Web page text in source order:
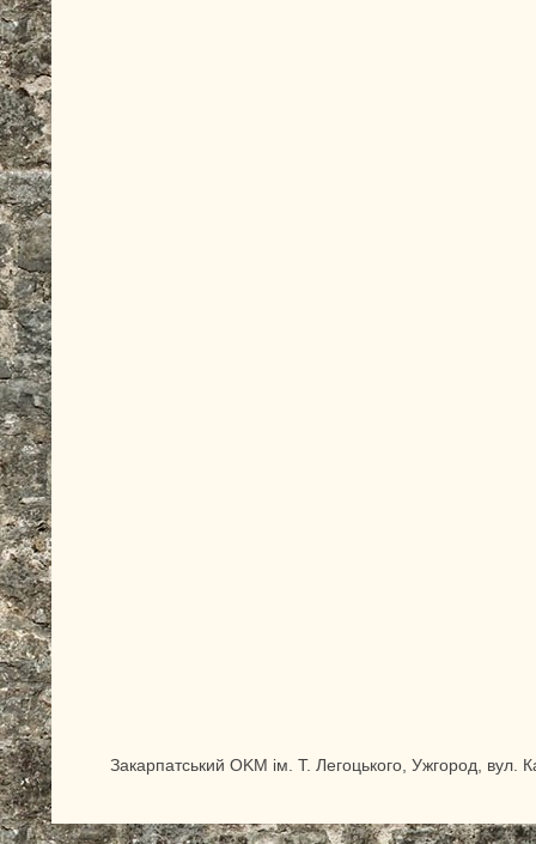
Закарпатський OKM ім. Т. Легоцького, Ужгород,